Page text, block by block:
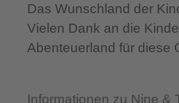
Das Wunschland der
Vielen Dank an die
Abenteuerland für diese
Informationen zu Nine &